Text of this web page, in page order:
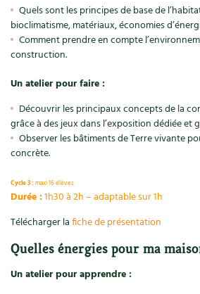
Quels sont les principes de base de
bioclimatisme, matériaux, économies
Comment prendre en compte
construction.
Un atelier pour faire :
Découvrir les principaux concepts de la
grâce à des jeux dans l’exposition dédiée et
Observer les bâtiments de Terre vivante
concrète.
Cycle 3 : maxi 16 élèves
Durée :1h30 à 2h – adaptable sur 1h
Télécharger lafiche de présentation
Quelles énergies pour ma
Un atelier pour apprendre :